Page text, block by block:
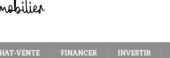
VENTE FINANCER INVESTIR